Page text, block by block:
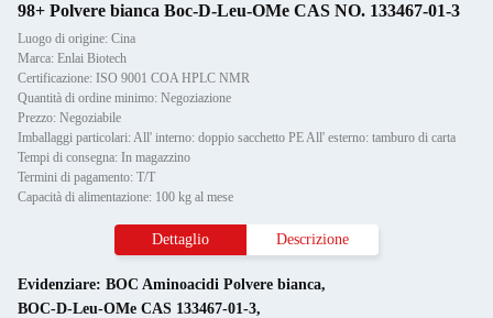
98+ Polvere bianca Boc-D-Leu-OMe CAS NO. 133467-01-3
Luogo di origine: Cina
Marca: Enlai Biotech
Certificazione: ISO 9001 COA HPLC NMR
Quantità di ordine minimo: Negoziazione
Prezzo: Negoziabile
Imballaggi particolari: All' interno: doppio sacchetto PE All' esterno: tamburo di carta
Tempi di consegna: In magazzino
Termini di pagamento: T/T
Capacità di alimentazione: 100 kg al mese
Dettaglio Descrizione
Evidenziare: BOC Aminoacidi Polvere bianca,
BOC-D-Leu-OMe CAS 133467-01-3,